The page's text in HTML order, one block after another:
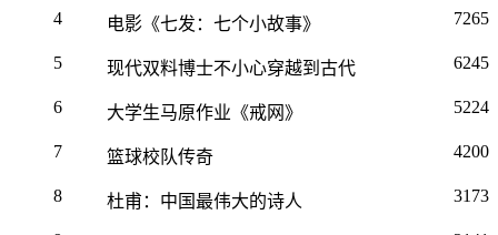
4 电影《七发：七个小故事》 7265
5 现代双料博士不小心穿越到古代 6245
6 大学生马原作业《戒网》 5224
7 篮球校队传奇 4200
8 杜甫：中国最伟大的诗人 3173